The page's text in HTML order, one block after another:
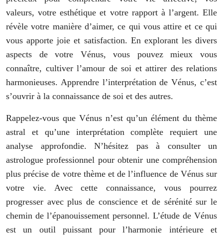
valeurs, votre esthétique et votre rapport à l’argent. Elle
révèle votre manière d’aimer, ce qui vous attire et ce qui
vous apporte joie et satisfaction. En explorant les divers
aspects de votre Vénus, vous pouvez mieux vous
connaître, cultiver l’amour de soi et attirer des relations
harmonieuses. Apprendre l’interprétation de Vénus, c’est
s’ouvrir à la connaissance de soi et des autres.
Rappelez-vous que Vénus n’est qu’un élément du thème
astral et qu’une interprétation complète requiert une
analyse approfondie. N’hésitez pas à consulter un
astrologue professionnel pour obtenir une compréhension
plus précise de votre thème et de l’influence de Vénus sur
votre vie. Avec cette connaissance, vous pourrez
progresser avec plus de conscience et de sérénité sur le
chemin de l’épanouissement personnel. L’étude de Vénus
est un outil puissant pour l’harmonie intérieure et